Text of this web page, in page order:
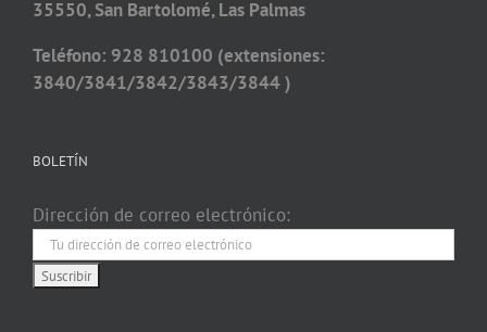
35550, San Bartolomé, Las Palmas
Teléfono: 928 810100 (extensiones:
3840/3841/3842/3843/3844 )
BOLETÍN
Dirección de correo electrónico: